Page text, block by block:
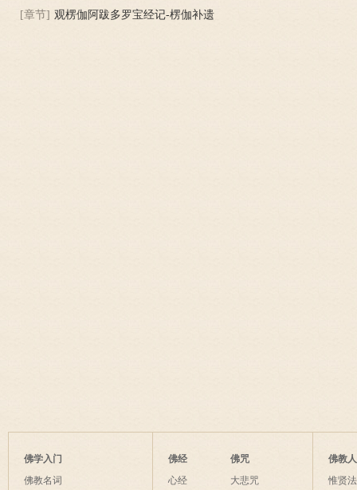
[章节] 观楞伽阿跋多罗宝经记-楞伽补遗
佛学入门
佛教名词
佛经
心经
佛咒
大悲咒
佛教
惟贤